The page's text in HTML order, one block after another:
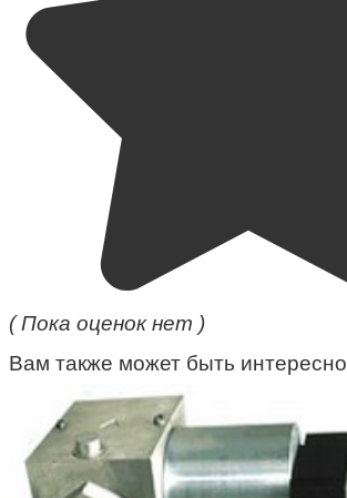
( Пока оценок нет )
Вам также может быть интересно